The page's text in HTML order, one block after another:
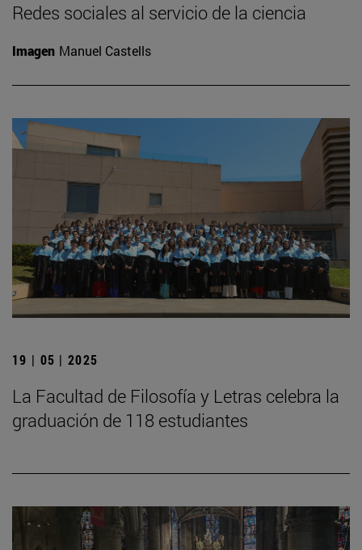
Redes sociales al servicio de la ciencia
Imagen Manuel Castells
19 | 05 | 2025
La Facultad de Filosofía y Letras celebra la
graduación de 118 estudiantes